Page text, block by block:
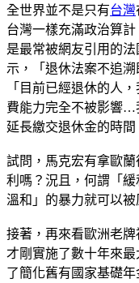
全世界並不是只有台灣
台灣一樣充滿政治算
是最常被網友引用的
示，「退休法案不追
「目前已經退休的人
費能力完全不被影響…
延長繳交退休金的時間
試問，馬克宏有拿歐
利嗎？況且，何謂「
溫和」的暴力就可以被
接著，再來看歐洲老
才剛實施了數十年來
了簡化舊有國家基礎年